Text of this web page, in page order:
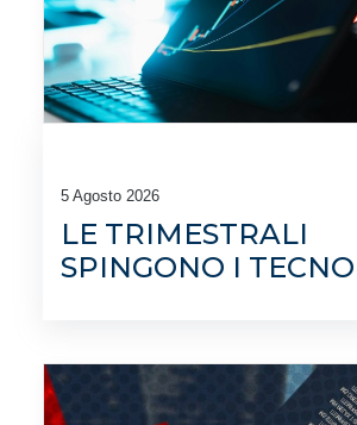
5 Agosto 2026
LE TRIMESTRALI
SPINGONO I